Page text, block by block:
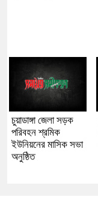
চুয়াডাঙ্গা জেলা সড়ক
পরিবহন শ্রমিক
ইউনিয়নের মাসিক সভা
অনুষ্ঠিত